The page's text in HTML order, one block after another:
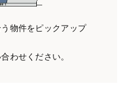
物件をピックアップ
わせください。